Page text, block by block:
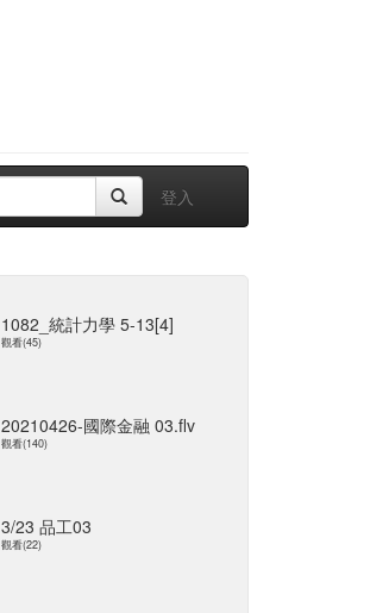
登入
1082_統計力學 5-13[4]
觀看(45)
20210426-國際金融 03.flv
觀看(140)
3/23 品工03
觀看(22)